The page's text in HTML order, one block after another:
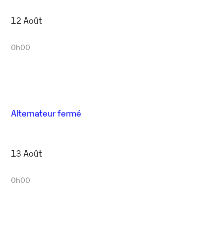
12 Août
0h00
Alternateur fermé
13 Août
0h00